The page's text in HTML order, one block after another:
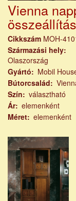
Vienna
összeállítás
Cikkszám MOH-
Származási hely
Olaszország
Gyártó
Mobil
Bútorcsalád
Szín
választható
Ár elemenként
Méret elemenként